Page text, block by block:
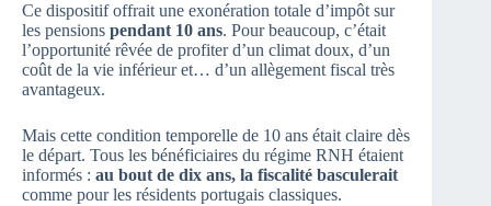
Ce dispositif offrait une exonération totale d’impôt sur
les pensions pendant 10 ans. Pour beaucoup, c’était
l’opportunité rêvée de profiter d’un climat doux, d’un
coût de la vie inférieur et… d’un allègement fiscal très
avantageux.
Mais cette condition temporelle de 10 ans était claire dès
le départ. Tous les bénéficiaires du régime RNH étaient
informés : au bout de dix ans, la fiscalité basculerait
comme pour les résidents portugais classiques.